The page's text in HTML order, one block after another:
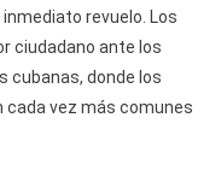
revuelo. Los
ciudadano ante los
cubanas, donde los
vez más comunes